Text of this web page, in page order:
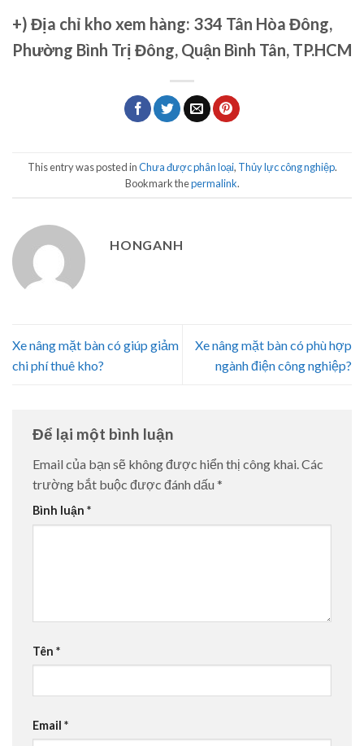
+) Địa chỉ kho xem hàng: 334 Tân Hòa Đông,
Phường Bình Trị Đông, Quận Bình Tân, TP.HCM
This entry was posted inChưa được phân loại, Thủy lực công nghiệp.
Bookmark thepermalink.
HONGANH
Xe nâng mặt bàn có giúp giảm
chi phí thuê kho?
Xe nâng mặt bàn có phù hợp
ngành điện công nghiệp?
Để lại một bình luận
Email của bạn sẽ không được hiển thị công khai.Các
trường bắt buộc được đánh dấu *
Bình luận *
Tên *
Email *